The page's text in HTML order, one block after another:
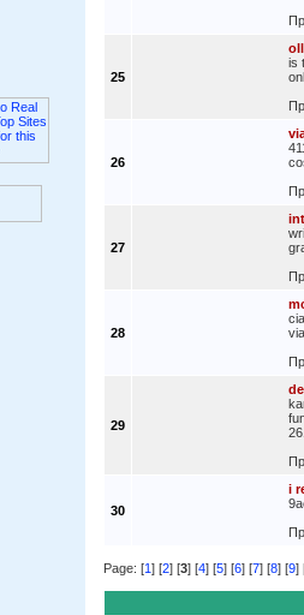
25
is
26
27
28
29
30
i
Page: [1] [2] [3] [4] [5] [6] [7] [8] [9]